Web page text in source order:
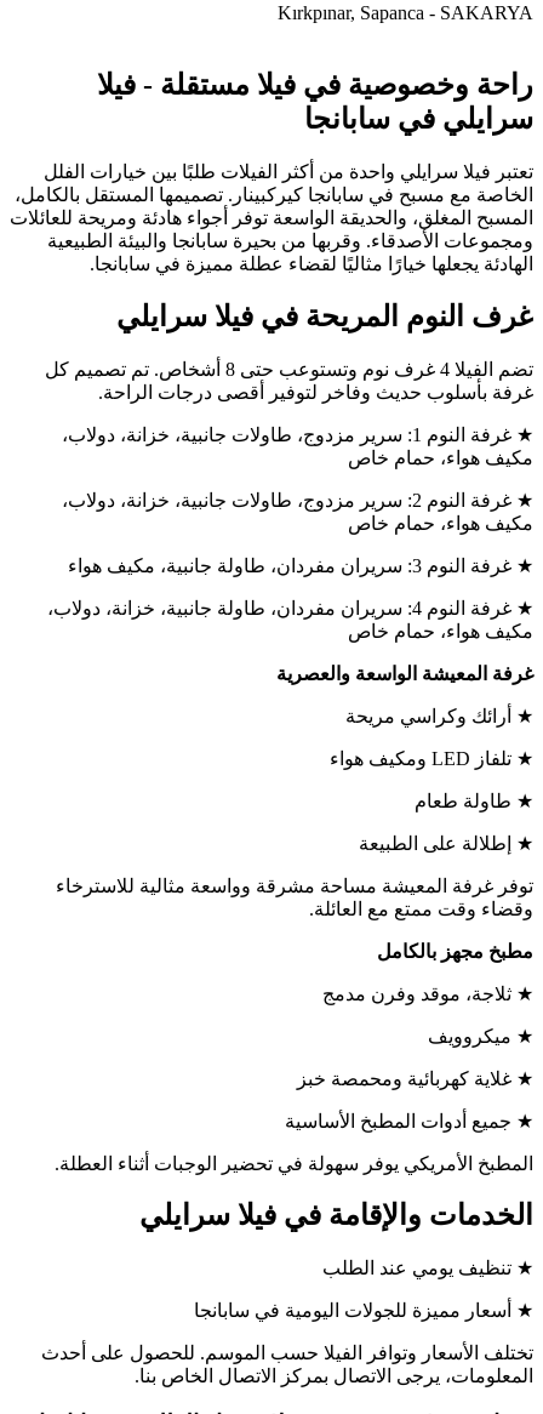
Kırkpınar, Sapanca - SAKARYA
راحة وخصوصية في فيلا مستقلة - فيلا
سرايلي في سابانجا
تعتبر فيلا سرايلي واحدة من أكثر الفيلات طلبًا بين خيارات الفلل
الخاصة مع مسبح في سابانجا كيركبينار. تصميمها المستقل بالكامل،
المسبح المغلق، والحديقة الواسعة توفر أجواء هادئة ومريحة للعائلات
ومجموعات الأصدقاء. وقربها من بحيرة سابانجا والبيئة الطبيعية
الهادئة يجعلها خيارًا مثاليًا لقضاء عطلة مميزة في سابانجا.
غرف النوم المريحة في فيلا سرايلي
تضم الفيلا 4 غرف نوم وتستوعب حتى 8 أشخاص. تم تصميم كل
غرفة بأسلوب حديث وفاخر لتوفير أقصى درجات الراحة.
★ غرفة النوم 1: سرير مزدوج، طاولات جانبية، خزانة، دولاب،
مكيف هواء، حمام خاص
★ غرفة النوم 2: سرير مزدوج، طاولات جانبية، خزانة، دولاب،
مكيف هواء، حمام خاص
★ غرفة النوم 3: سريران مفردان، طاولة جانبية، مكيف هواء
★ غرفة النوم 4: سريران مفردان، طاولة جانبية، خزانة، دولاب،
مكيف هواء، حمام خاص
غرفة المعيشة الواسعة والعصرية
★ أرائك وكراسي مريحة
★ تلفاز LED ومكيف هواء
★ طاولة طعام
★ إطلالة على الطبيعة
توفر غرفة المعيشة مساحة مشرقة وواسعة مثالية للاسترخاء
وقضاء وقت ممتع مع العائلة.
مطبخ مجهز بالكامل
★ ثلاجة، موقد وفرن مدمج
★ ميكروويف
★ غلاية كهربائية ومحمصة خبز
★ جميع أدوات المطبخ الأساسية
المطبخ الأمريكي يوفر سهولة في تحضير الوجبات أثناء العطلة.
الخدمات والإقامة في فيلا سرايلي
★ تنظيف يومي عند الطلب
★ أسعار مميزة للجولات اليومية في سابانجا
تختلف الأسعار وتوافر الفيلا حسب الموسم. للحصول على أحدث
المعلومات، يرجى الاتصال بمركز الاتصال الخاص بنا.